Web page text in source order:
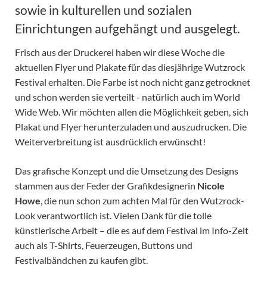
sowie in kulturellen und sozialen
Einrichtungen aufgehängt und ausgelegt.
Frisch aus der Druckerei haben wir diese Woche die
aktuellen Flyer und Plakate für das diesjährige Wutzrock
Festival erhalten. Die Farbe ist noch nicht ganz getrocknet
und schon werden sie verteilt - natürlich auch im World
Wide Web. Wir möchten allen die Möglichkeit geben, sich
Plakat und Flyer herunterzuladen und auszudrucken. Die
Weiterverbreitung ist ausdrücklich erwünscht!
Das grafische Konzept und die Umsetzung des Designs
stammen aus der Feder der Grafikdesignerin Nicole
Howe, die nun schon zum achten Mal für den Wutzrock-
Look verantwortlich ist. Vielen Dank für die tolle
künstlerische Arbeit – die es auf dem Festival im Info-Zelt
auch als T-Shirts, Feuerzeugen, Buttons und
Festivalbändchen zu kaufen gibt.